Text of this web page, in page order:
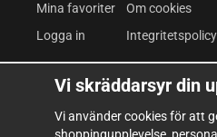
Mina favoriter
Logga in
Om cookies
Integritetspolicy
Vi skräddarsyr din
Vi använder cookies för att